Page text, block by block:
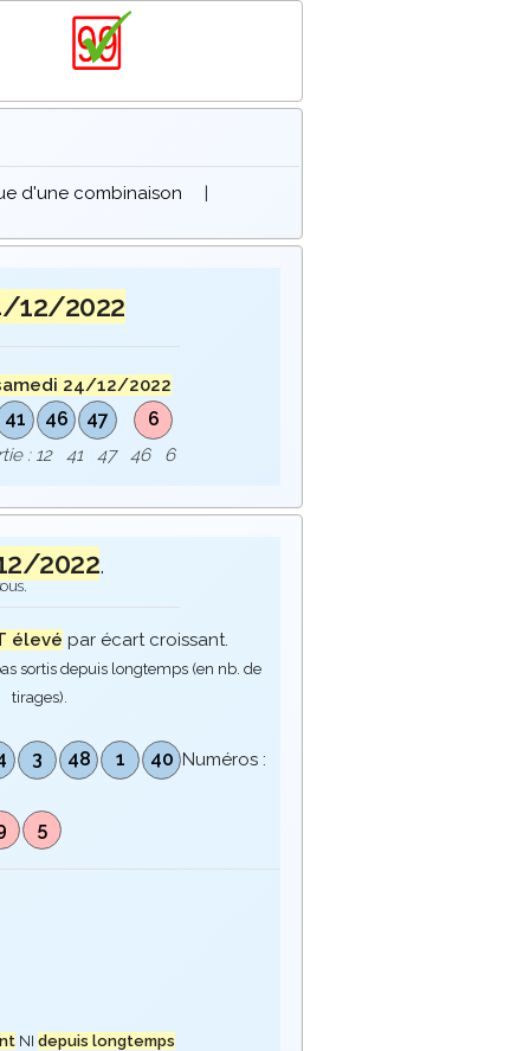
d'une combinaison
|
12/2022
24/12/2022
41 46 47 6
: 12 41 47 46 6
2022.
élevé par écart croissant.
sortis depuis longtemps (en nb. de
tirages).
3 48 1 40 Numéros :
5
NI depuis longtemps